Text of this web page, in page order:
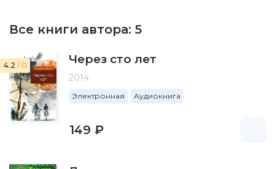
Все книги автора: 5
4.2 / 0 Через сто лет
2014
Электронная Аудиокнига
149 ₽